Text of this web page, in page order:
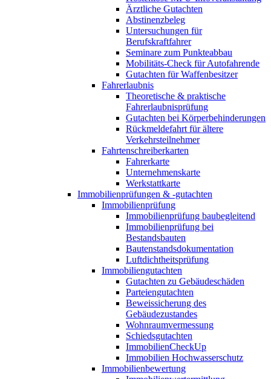
Ärztliche Gutachten
Abstinenzbeleg
Untersuchungen für
Berufskraftfahrer
Seminare zum Punkteabbau
Mobilitäts-Check für Autofahrende
Gutachten für Waffenbesitzer
Fahrerlaubnis
Theoretische & praktische
Fahrerlaubnisprüfung
Gutachten bei Körperbehinderungen
Rückmeldefahrt für ältere
Verkehrsteilnehmer
Fahrtenschreiberkarten
Fahrerkarte
Unternehmenskarte
Werkstattkarte
Immobilienprüfungen & -gutachten
Immobilienprüfung
Immobilienprüfung baubegleitend
Immobilienprüfung bei
Bestandsbauten
Bautenstandsdokumentation
Luftdichtheitsprüfung
Immobiliengutachten
Gutachten zu Gebäudeschäden
Parteiengutachten
Beweissicherung des
Gebäudezustandes
Wohnraumvermessung
Schiedsgutachten
ImmobilienCheckUp
Immobilien Hochwasserschutz
Immobilienbewertung